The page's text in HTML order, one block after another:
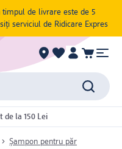
de livrare este de 5
serviciul de Ridicare Expres
de la 150 Lei
Șampon pentru păr